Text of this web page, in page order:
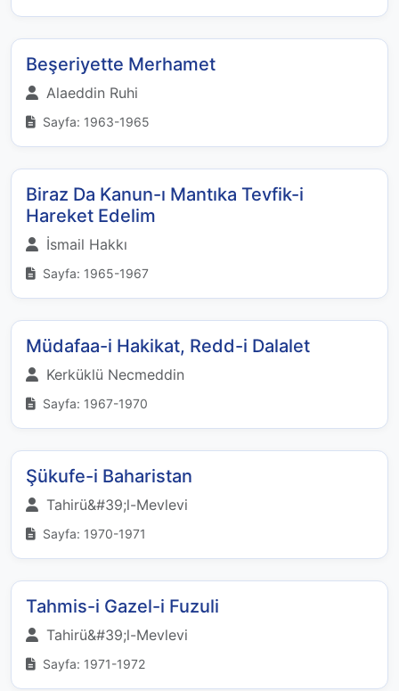
Beşeriyette Merhamet
Alaeddin Ruhi
Sayfa: 1963-1965
Biraz Da Kanun-ı Mantıka Tevfik-i
Hareket Edelim
İsmail Hakkı
Sayfa: 1965-1967
Müdafaa-i Hakikat, Redd-i Dalalet
Kerküklü Necmeddin
Sayfa: 1967-1970
Şükufe-i Baharistan
Tahirü&#39;l-Mevlevi
Sayfa: 1970-1971
Tahmis-i Gazel-i Fuzuli
Tahirü&#39;l-Mevlevi
Sayfa: 1971-1972